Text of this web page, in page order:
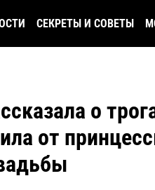
СЕКРЕТЫ И СОВЕТЫ
о
от